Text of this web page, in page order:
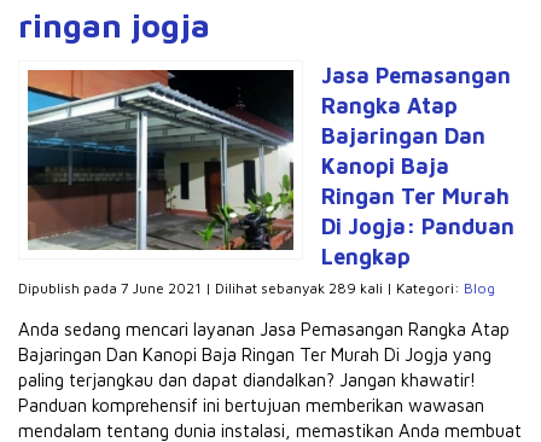
ringan jogja
Jasa Pemasangan
Rangka Atap
Bajaringan Dan
Kanopi Baja
Ringan Ter Murah
Di Jogja: Panduan
Lengkap
Dipublish pada 7 June 2021 | Dilihat sebanyak 289 kali | Kategori: Blog
Anda sedang mencari layanan Jasa Pemasangan Rangka Atap
Bajaringan Dan Kanopi Baja Ringan Ter Murah Di Jogja yang
paling terjangkau dan dapat diandalkan? Jangan khawatir!
Panduan komprehensif ini bertujuan memberikan wawasan
mendalam tentang dunia instalasi, memastikan Anda membuat